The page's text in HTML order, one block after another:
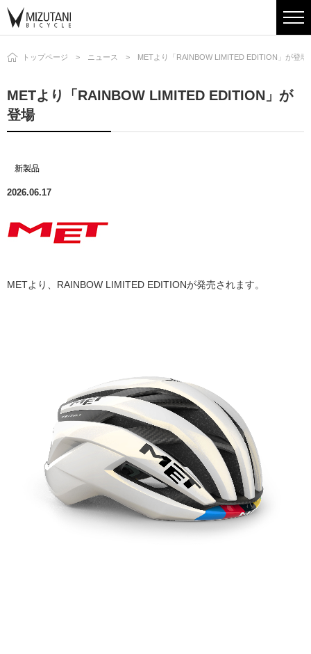
トップページ ニュース METより「RAINBOW LIMITED EDITION」が登場
METより「RAINBOW LIMITED EDITION」が
登場
新製品
2026.06.17
METより、RAINBOW LIMITED EDITIONが発売されます。